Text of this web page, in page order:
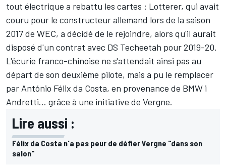
tout électrique a rebattu les cartes : Lotterer, qui avait
couru pour le constructeur allemand lors de la saison
2017 de WEC, a décidé de le rejoindre, alors qu'il aurait
disposé d'un contrat avec DS Techeetah pour 2019-20.
L'écurie franco-chinoise ne s'attendait ainsi pas au
départ de son deuxième pilote, mais a pu le remplacer
par António Félix da Costa, en provenance de BMW i
Andretti… grâce à une initiative de Vergne.
Lire aussi :
Félix da Costa n'a pas peur de défier Vergne "dans son
salon"